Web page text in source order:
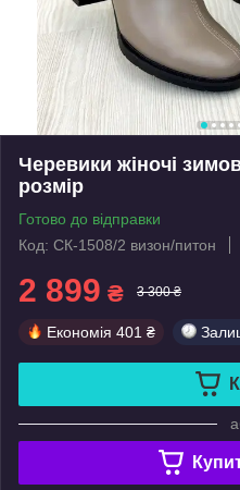
Черевики жіночі
розмір
Готово до відправки
Код: СК-1508/2 визон/питон
2 899 ₴ 3 300 ₴
Економія 401 ₴